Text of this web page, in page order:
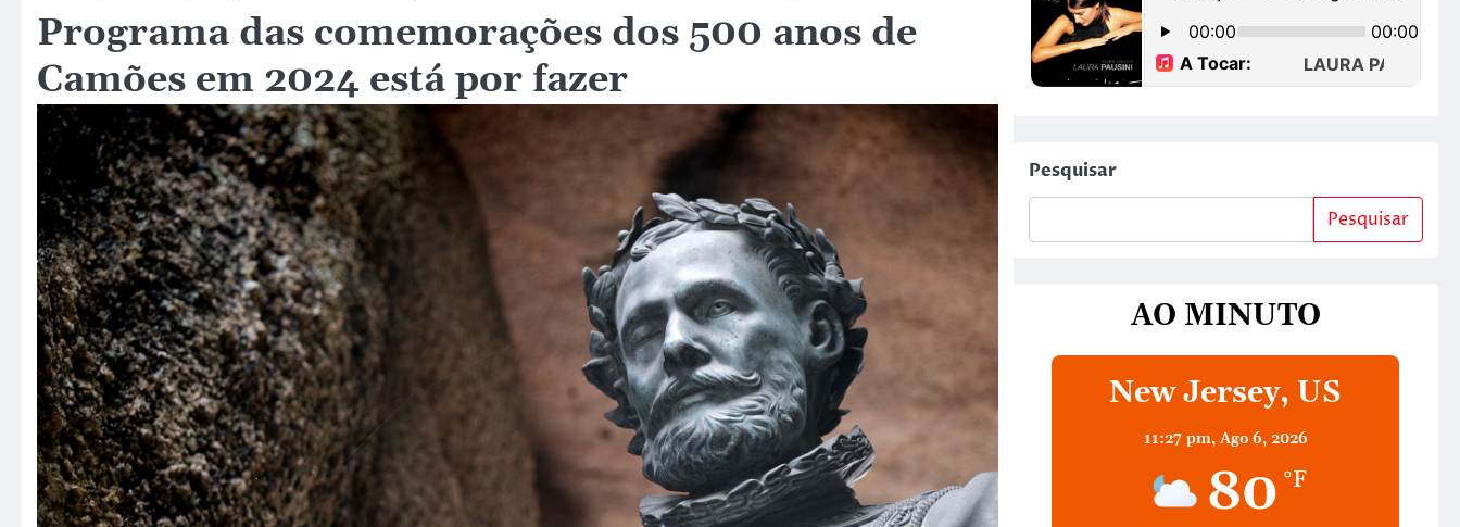
Programa das comemorações dos 500 anos de
Camões em 2024 está por fazer
Pesquisar
Pesquisar
AO MINUTO
New Jersey, US
11:27 pm, Ago 6, 2026
80 °F